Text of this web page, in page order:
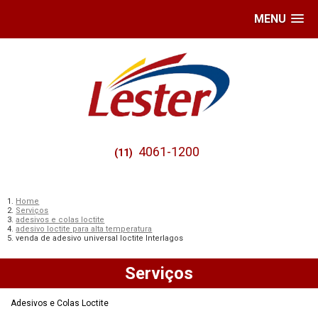
MENU
(11) 4061-1200
Home
Serviços
adesivos e colas loctite
adesivo loctite para alta temperatura
venda de adesivo universal loctite Interlagos
Serviços
Adesivos e Colas Loctite